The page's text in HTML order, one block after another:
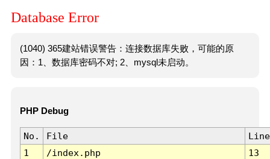
Database Error
(1040) 365建站错误警告：连接数据库失败，可能的原
因：1、数据库密码不对; 2、mysql未启动。
PHP Debug
No. File
Line
1
/index.php 13